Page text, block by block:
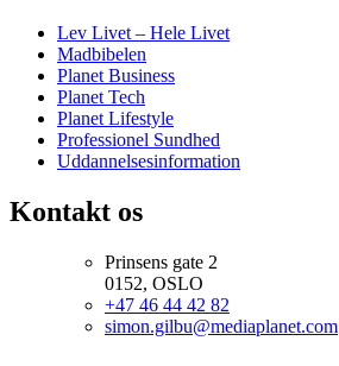
Lev Livet – Hele Livet
Madbibelen
Planet Business
Planet Tech
Planet Lifestyle
Professionel Sundhed
Uddannelsesinformation
Kontakt os
Prinsens gate 2
0152, OSLO
+47 46 44 42 82
simon.gilbu@mediaplanet.com